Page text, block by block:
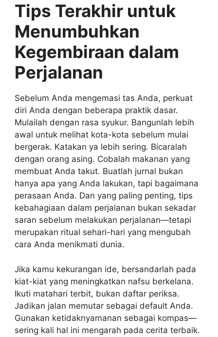
Tips Terakhir untuk
Menumbuhkan
Kegembiraan dalam
Perjalanan
Sebelum Anda mengemasi tas Anda, perkuat
diri Anda dengan beberapa praktik dasar.
Mulailah dengan rasa syukur. Bangunlah lebih
awal untuk melihat kota-kota sebelum mulai
bergerak. Katakan ya lebih sering. Bicaralah
dengan orang asing. Cobalah makanan yang
membuat Anda takut. Buatlah jurnal bukan
hanya apa yang Anda lakukan, tapi bagaimana
perasaan Anda. Dan yang paling penting, tips
kebahagiaan dalam perjalanan bukan sekadar
saran sebelum melakukan perjalanan—tetapi
merupakan ritual sehari-hari yang mengubah
cara Anda menikmati dunia.
Jika kamu kekurangan ide, bersandarlah pada
kiat-kiat yang meningkatkan nafsu berkelana.
Ikuti matahari terbit, bukan daftar periksa.
Jadikan jalan memutar sebagai default Anda.
Gunakan ketidaknyamanan sebagai kompas—
sering kali hal ini mengarah pada cerita terbaik.